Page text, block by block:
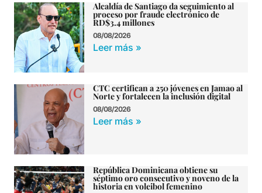
Alcaldía de Santiago da seguimiento al
proceso por fraude electrónico de
RD$3.4 millones
08/08/2026
Leer más »
CTC certifican a 250 jóvenes en Jamao al
Norte y fortalecen la inclusión digital
08/08/2026
Leer más »
República Dominicana obtiene su
séptimo oro consecutivo y noveno de la
historia en voleibol femenino